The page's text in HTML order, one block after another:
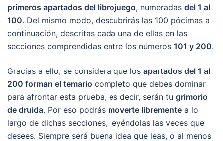
primeros apartados del librojuego, numeradas del 1 al
100. Del mismo modo, descubrirás las 100 pócimas a
continuación, descritas cada una de ellas en las
secciones comprendidas entre los números 101 y 200.
Gracias a ello, se considera que los apartados del 1 al
200 forman el temario completo que debes dominar
para afrontar esta prueba, es decir, serán tu grimorio
de druida. Por eso podrás moverte libremente a lo
largo de dichas secciones, leyéndolas las veces que
desees. Siempre será buena idea que leas, o al menos